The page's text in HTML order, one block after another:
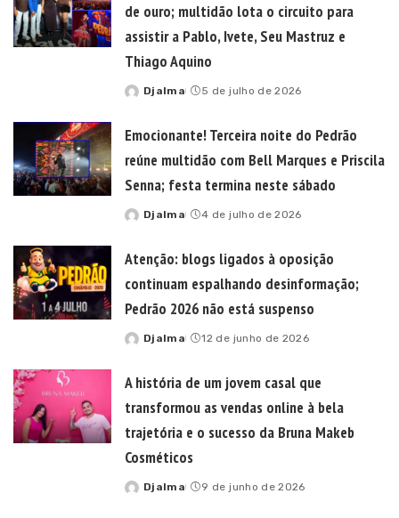
de ouro; multidão lota o circuito para
assistir a Pablo, Ivete, Seu Mastruz e
Thiago Aquino
Posted
Djalma 5 de julho de 2026
Emocionante! Terceira noite do Pedrão
reúne multidão com Bell Marques e Priscila
Senna; festa termina neste sábado
Posted
Djalma 4 de julho de 2026
Atenção: blogs ligados à oposição
continuam espalhando desinformação;
Pedrão 2026 não está suspenso
Posted
Djalma 12 de junho de 2026
A história de um jovem casal que
transformou as vendas online à bela
trajetória e o sucesso da Bruna Makeb
Cosméticos
Posted
Djalma 9 de junho de 2026